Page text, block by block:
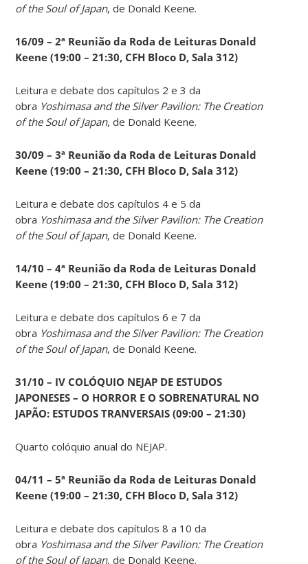
of the Soul of Japan, de Donald Keene.
16/09 – 2ª Reunião da Roda de Leituras Donald
Keene (19:00 – 21:30, CFH Bloco D, Sala 312)
Leitura e debate dos capítulos 2 e 3 da
obra Yoshimasa and the Silver Pavilion: The Creation
of the Soul of Japan, de Donald Keene.
30/09 – 3ª Reunião da Roda de Leituras Donald
Keene (19:00 – 21:30, CFH Bloco D, Sala 312)
Leitura e debate dos capítulos 4 e 5 da
obra Yoshimasa and the Silver Pavilion: The Creation
of the Soul of Japan, de Donald Keene.
14/10 – 4ª Reunião da Roda de Leituras Donald
Keene (19:00 – 21:30, CFH Bloco D, Sala 312)
Leitura e debate dos capítulos 6 e 7 da
obra Yoshimasa and the Silver Pavilion: The Creation
of the Soul of Japan, de Donald Keene.
31/10 – IV COLÓQUIO NEJAP DE ESTUDOS
JAPONESES – O HORROR E O SOBRENATURAL NO
JAPÃO: ESTUDOS TRANVERSAIS (09:00 – 21:30)
Quarto colóquio anual do NEJAP.
04/11 – 5ª Reunião da Roda de Leituras Donald
Keene (19:00 – 21:30, CFH Bloco D, Sala 312)
Leitura e debate dos capítulos 8 a 10 da
obra Yoshimasa and the Silver Pavilion: The Creation
of the Soul of Japan, de Donald Keene.